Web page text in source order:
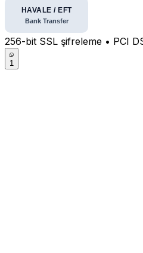
256-bit SSL şifreleme • PCI
1